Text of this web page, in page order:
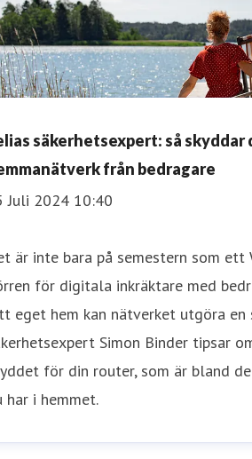
säkerhetsexpert: så skyddar
från bedragare
Juli 2024 10:40
är inte bara på semestern som ett
för digitala inkräktare med
eget hem kan nätverket utgöra en
Simon Binder tipsar
för din router, som är bland
har i hemmet.